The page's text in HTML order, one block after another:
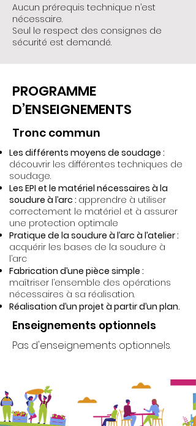
Aucun prérequis technique n’est
nécessaire.
Seul le respect des consignes de
sécurité est demandé.
PROGRAMME
D’ENSEIGNEMENTS
Tronc commun
Les différents moyens de soudage :
découvrir les différentes techniques de
soudage.
Les EPI et le matériel nécessaires à la
soudure à l’arc : apprendre à utiliser
correctement le matériel et à assurer
une protection optimale
Pratique de la soudure à l’arc à l’atelier :
acquérir les bases de la soudure à
l’arc
Fabrication d’une pièce simple :
maîtriser l’ensemble des opérations
nécessaires à sa réalisation.
Réalisation d’un projet à partir d’un plan.
Enseignements optionnels
Pas d'enseignements optionnels.